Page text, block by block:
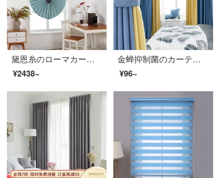
黛恩糸のローマカーテンの完成品は扇形の昇降カーテンをカスタマイズしました。リビングルームの現代中国式の簡単なカーテンを引く現代風の各平方（1.5平方から計算します。1.5平ければ1.5平価で計算します。）
¥2438~
金蝉抑制菌のカーテンは北欧を遮光しています。9色のオプションで寝室のカーテンをカスタマイズしました。生地は三色瑾で、色合わせのタイプは0.1メートルです。材料を使って写真を撮ります。
¥96~